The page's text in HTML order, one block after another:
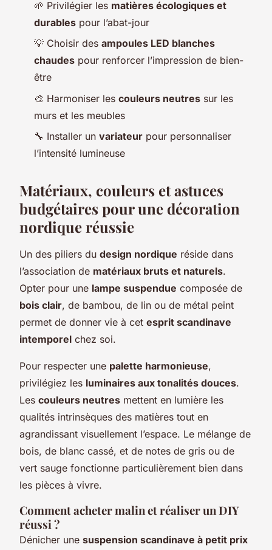
🌱 Privilégier les matières écologiques et
durables pour l’abat-jour
💡 Choisir des ampoules LED blanches
chaudes pour renforcer l’impression de bien-
être
🎨 Harmoniser les couleurs neutres sur les
murs et les meubles
🔧 Installer un variateur pour personnaliser
l’intensité lumineuse
Matériaux, couleurs et astuces
budgétaires pour une décoration
nordique réussie
Un des piliers du design nordique réside dans
l’association de matériaux bruts et naturels.
Opter pour une lampe suspendue composée de
bois clair, de bambou, de lin ou de métal peint
permet de donner vie à cet esprit scandinave
intemporel chez soi.
Pour respecter une palette harmonieuse,
privilégiez les luminaires aux tonalités douces.
Les couleurs neutres mettent en lumière les
qualités intrinsèques des matières tout en
agrandissant visuellement l’espace. Le mélange de
bois, de blanc cassé, et de notes de gris ou de
vert sauge fonctionne particulièrement bien dans
les pièces à vivre.
Comment acheter malin et réaliser un DIY
réussi ?
Dénicher une suspension scandinave à petit prix